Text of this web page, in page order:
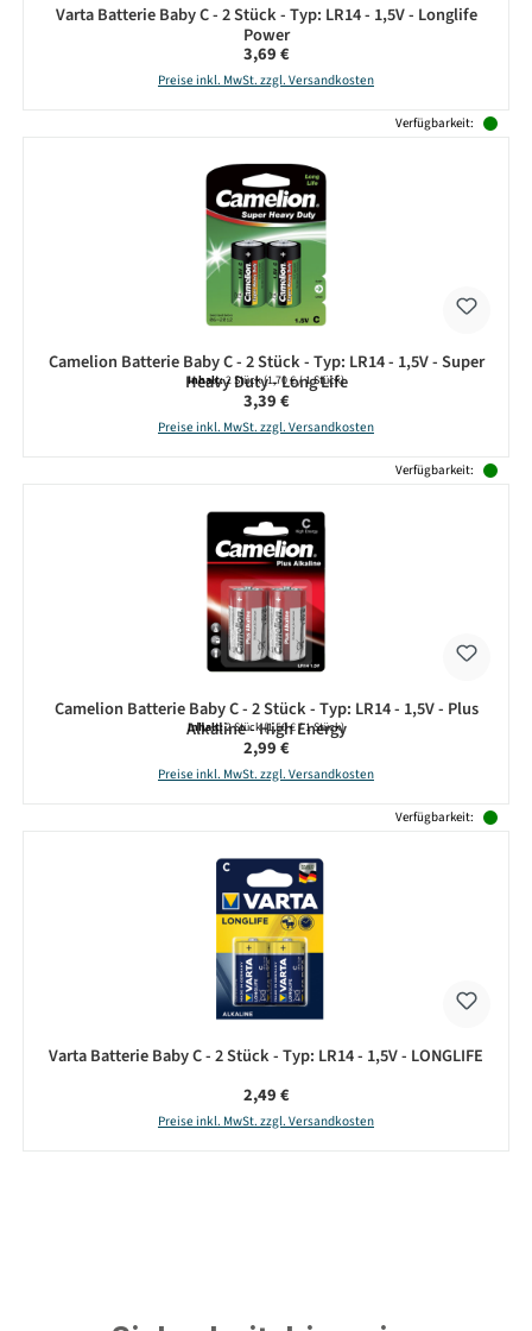
Varta Batterie Baby C - 2 Stück - Typ: LR14 - 1,5V - Longlife
Power
Regulärer Preis:
3,69 €
Preise inkl. MwSt. zzgl. Versandkosten
Verfügbarkeit:
Camelion Batterie Baby C - 2 Stück - Typ: LR14 - 1,5V - Super
Heavy Duty - Long Life
Inhalt:2 Stück(1,70 € / 1 Stück)
Regulärer Preis:
3,39 €
Preise inkl. MwSt. zzgl. Versandkosten
Verfügbarkeit:
Camelion Batterie Baby C - 2 Stück - Typ: LR14 - 1,5V - Plus
Alkaline - High Energy
Inhalt:2 Stück(1,50 € / 1 Stück)
Regulärer Preis:
2,99 €
Preise inkl. MwSt. zzgl. Versandkosten
Verfügbarkeit:
Varta Batterie Baby C - 2 Stück - Typ: LR14 - 1,5V - LONGLIFE
Regulärer Preis:
2,49 €
Preise inkl. MwSt. zzgl. Versandkosten